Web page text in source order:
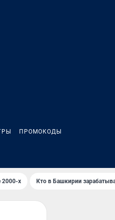
ПРОМОКОДЫ
2000-х Кто в Башкирии